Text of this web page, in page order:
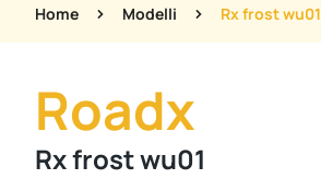
Home Modelli Rx frost wu01
Roadx
Rx frost wu01